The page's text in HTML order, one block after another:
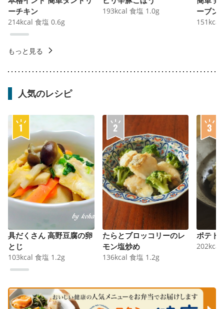
ーチキン
214kcal 食塩 0.6g
193kcal 食塩 1.0g
ーブン
151 kcal
もっと見る
人気のレシピ
具だくさん 高野豆腐の卵
とじ
103kcal 食塩 1.2g
たらとブロッコリーのレ
モン塩炒め
136kcal 食塩 1.2g
ポテト
202kcal